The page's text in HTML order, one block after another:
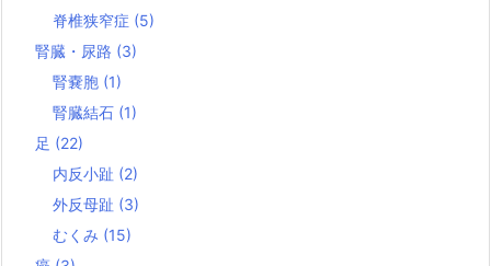
脊椎狭窄症 (5)
腎臓・尿路 (3)
腎嚢胞 (1)
腎臓結石 (1)
足 (22)
内反小趾 (2)
外反母趾 (3)
むくみ (15)